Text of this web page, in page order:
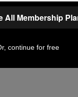
All Membership
continue for free